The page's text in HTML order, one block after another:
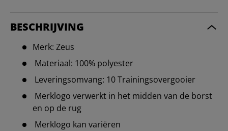
BESCHRIJVING
Merk: Zeus
Materiaal: 100% polyester
Leveringsomvang: 10 Trainingsovergooier
Merklogo verwerkt in het midden van de borst
en op de rug
Merklogo kan variëren